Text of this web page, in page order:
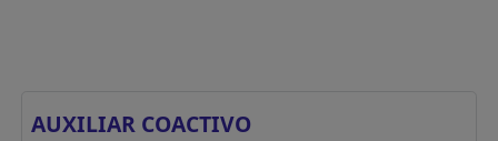
AUXILIAR COACTIVO